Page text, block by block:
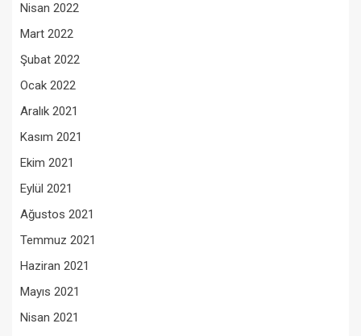
Nisan 2022
Mart 2022
Şubat 2022
Ocak 2022
Aralık 2021
Kasım 2021
Ekim 2021
Eylül 2021
Ağustos 2021
Temmuz 2021
Haziran 2021
Mayıs 2021
Nisan 2021